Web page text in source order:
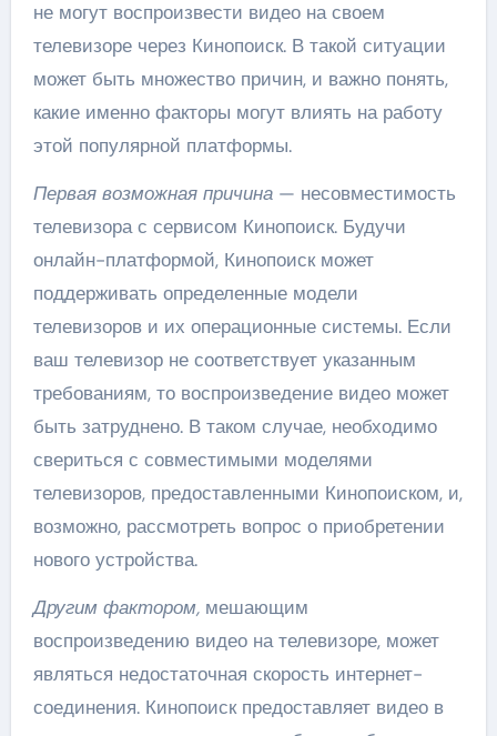
не могут воспроизвести видео на своем
телевизоре через Кинопоиск. В такой ситуации
может быть множество причин, и важно понять,
какие именно факторы могут влиять на работу
этой популярной платформы.
Первая возможная причина— несовместимость
телевизора с сервисом Кинопоиск. Будучи
онлайн-платформой, Кинопоиск может
поддерживать определенные модели
телевизоров и их операционные системы. Если
ваш телевизор не соответствует указанным
требованиям, то воспроизведение видео может
быть затруднено. В таком случае, необходимо
свериться с совместимыми моделями
телевизоров, предоставленными Кинопоиском, и,
возможно, рассмотреть вопрос о приобретении
нового устройства.
Другим фактором,мешающим
воспроизведению видео на телевизоре, может
являться недостаточная скорость интернет-
соединения. Кинопоиск предоставляет видео в